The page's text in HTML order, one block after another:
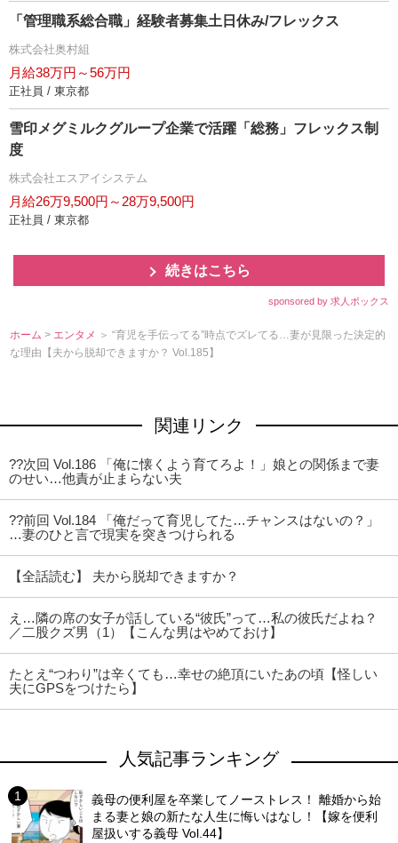
「管理職系総合職」経験者募集土日休み/フレックス
株式会社奥村組
月給38万円～56万円
正社員 / 東京都
雪印メグミルクグループ企業で活躍「総務」フレックス制
度
株式会社エスアイシステム
月給26万9,500円～28万9,500円
正社員 / 東京都
続きはこちら
sponsored by 求人ボックス
ホーム > エンタメ ＞ “育児を手伝ってる”時点でズレてる…妻が見限った決定的
な理由【夫から脱却できますか？ Vol.185】
関連リンク
??次回 Vol.186 「俺に懐くよう育てろよ！」娘との関係まで妻
のせい…他責が止まらない夫
??前回 Vol.184 「俺だって育児してた…チャンスはないの？」
…妻のひと言で現実を突きつけられる
【全話読む】 夫から脱却できますか？
え…隣の席の女子が話している“彼氏”って…私の彼氏だよね？
／二股クズ男（1）【こんな男はやめておけ】
たとえ“つわり”は辛くても…幸せの絶頂にいたあの頃【怪しい
夫にGPSをつけたら】
人気記事ランキング
義母の便利屋を卒業してノーストレス！ 離婚から始
まる妻と娘の新たな人生に悔いはなし！【嫁を便利
屋扱いする義母 Vol.44】